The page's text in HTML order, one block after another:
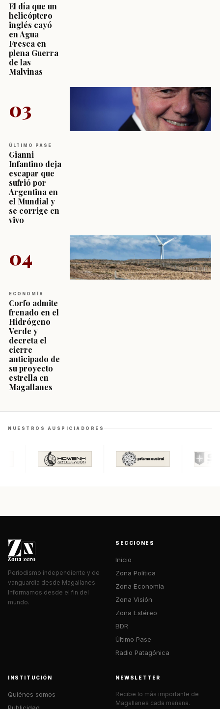
El día que un
helicóptero
inglés cayó
en Agua
Fresca en
plena Guerra
de las
Malvinas
03
ÚLTIMO PASE
Gianni
Infantino deja
escapar que
sufrió por
Argentina en
el Mundial y
se corrige en
vivo
04
ECONOMÍA
Corfo admite
frenado en el
Hidrógeno
Verde y
decreta el
cierre
anticipado de
su proyecto
estrella en
Magallanes
NUESTROS AUSPICIADORES
Periodismo independiente y de
vanguardia desde Magallanes.
Informamos desde el fin del
mundo.
SECCIONES
Inicio
Zona Política
Zona Economía
Zona Visión
Zona Estéreo
BDR
Último Pase
Radio Patagónica
INSTITUCIÓN
Quiénes somos
NEWSLETTER
Recibe lo más importante de
Magallanes cada mañana.